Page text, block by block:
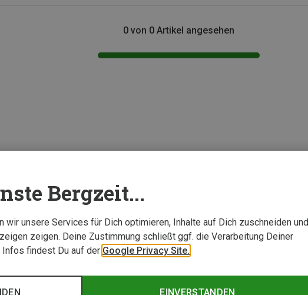
0 von 0 Artikel angesehen
Bergzeit...
wir unsere Services für Dich optimieren, Inhalte auf Dich zuschneiden und
zeigen. Deine Zustimmung schließt ggf. die Verarbeitung Deiner
Infos findest Du auf der Google Privacy Site.
EINVERSTANDEN